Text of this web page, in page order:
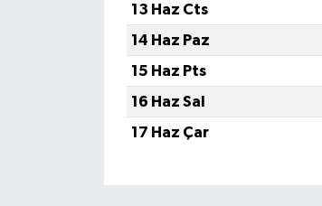
13 Haz Cts
14 Haz Paz
15 Haz Pts
16 Haz Sal
17 Haz Çar